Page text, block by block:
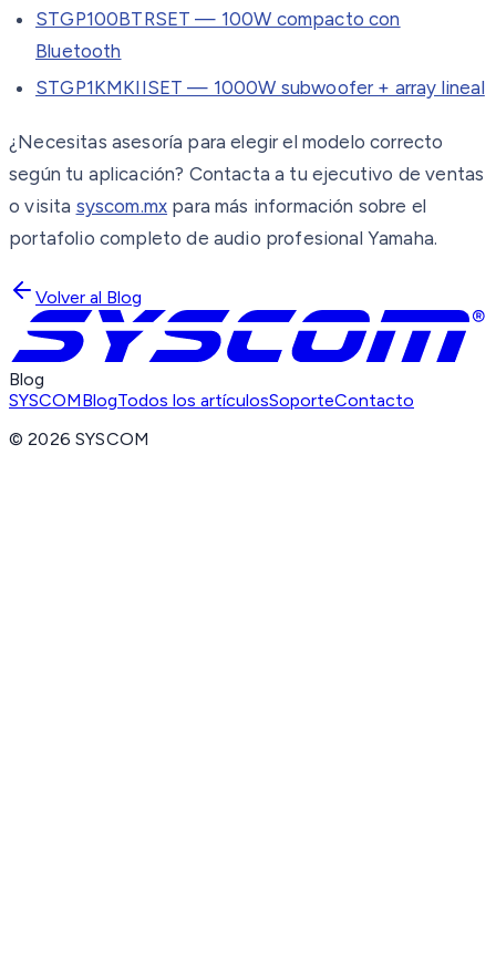
STGP100BTRSET — 100W compacto con
Bluetooth
STGP1KMKIISET — 1000W subwoofer + array lineal
¿Necesitas asesoría para elegir el modelo correcto
según tu aplicación? Contacta a tu ejecutivo de ventas
o visita syscom.mx para más información sobre el
portafolio completo de audio profesional Yamaha.
Volver al Blog
Blog
SYSCOMBlogTodos los artículosSoporteContacto
©2026 SYSCOM